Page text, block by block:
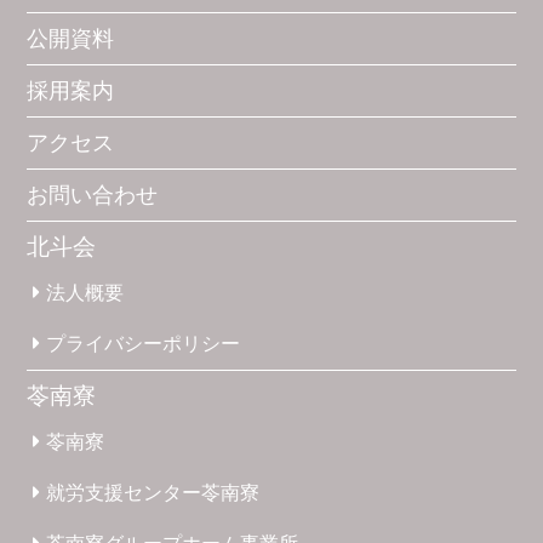
公開資料
採用案内
アクセス
お問い合わせ
北斗会
法人概要
プライバシーポリシー
苓南寮
苓南寮
就労支援センター苓南寮